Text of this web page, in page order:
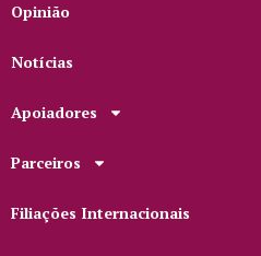
Opinião
Notícias
Apoiadores
Parceiros
Filiações Internacionais